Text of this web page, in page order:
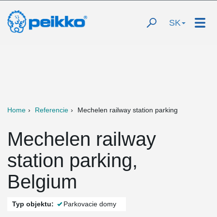
SK
Home Referencie Mechelen railway station parking
Mechelen railway
station parking,
Belgium
Typ objektu: Parkovacie domy